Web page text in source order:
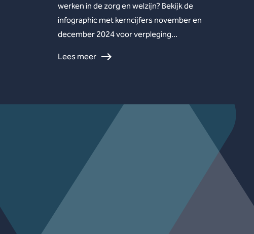
werken in de zorg en welzijn? Bekijk de
infographic met kerncijfers november en
december 2024 voor verpleging...
Lees meer